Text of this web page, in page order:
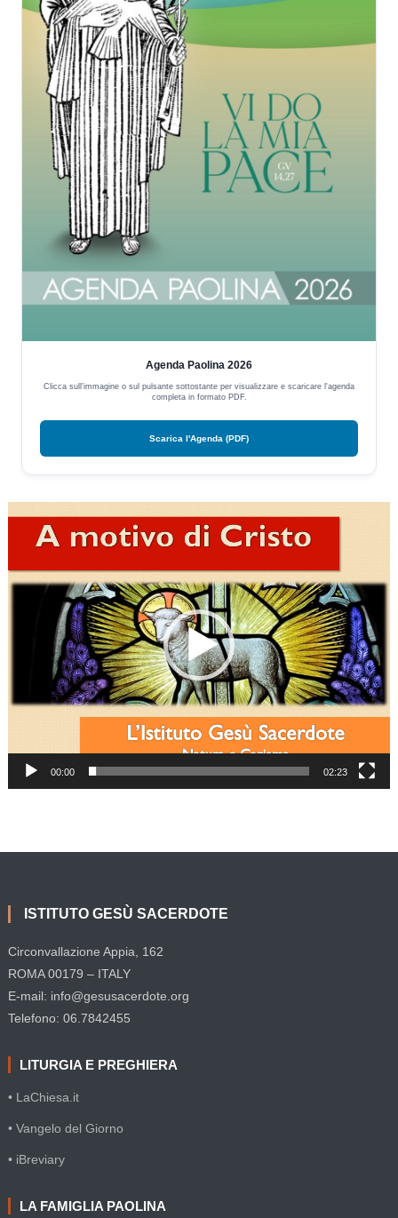
Agenda Paolina 2026
Clicca sull'immagine o sul pulsante sottostante per visualizzare e scaricare l'agenda
completa in formato PDF.
Scarica l'Agenda (PDF)
Player
00:00 02:23
ISTITUTO GESÙ SACERDOTE
Circonvallazione Appia, 162
ROMA 00179 – ITALY
E-mail: info@gesusacerdote.org
Telefono: 06.7842455
LITURGIA E PREGHIERA
• LaChiesa.it
• Vangelo del Giorno
• iBreviary
LA FAMIGLIA PAOLINA